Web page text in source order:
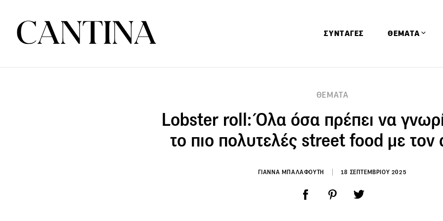
ΣΥΝΤΑΓΕΣ ΘΕΜΑΤΑ
Ειδήσεις
Έρευνες
ΘΕΜΑΤΑ
Lobster roll: Όλα όσα πρέπει να
το πιο πολυτελές street food με τον
ΓΙΑΝΝΑ ΜΠΑΛΑΦΟΥΤΗ 18 ΣΕΠΤΕΜΒΡΙΟΥ 2025